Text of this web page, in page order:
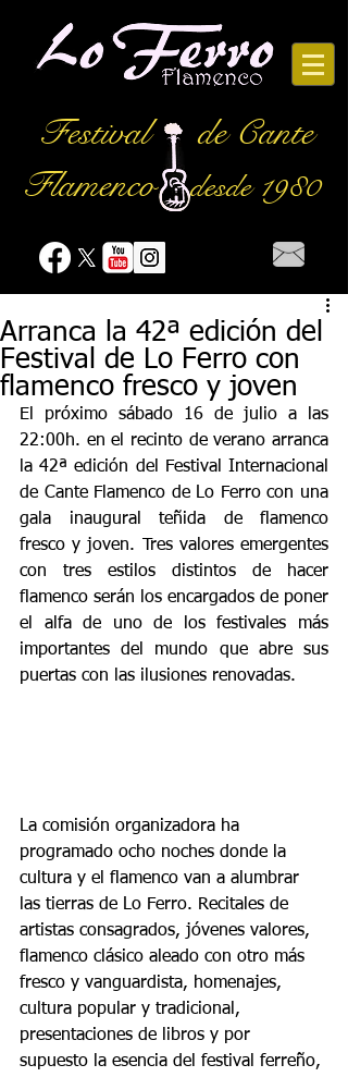
Festival
de Cante
Flamencodesde 1980
Arranca la 42ª edición del
Festival de Lo Ferro con
flamenco fresco y joven
El próximo sábado 16 de julio a las
22:00h. en el recinto de verano arranca
la 42ª edición del Festival Internacional
de Cante Flamenco de Lo Ferro con una
gala inaugural teñida de flamenco
fresco y joven. Tres valores emergentes
con tres estilos distintos de hacer
flamenco serán los encargados de poner
el alfa de uno de los festivales más
importantes del mundo que abre sus
puertas con las ilusiones renovadas.
La comisión organizadora ha
programado ocho noches donde la
cultura y el flamenco van a alumbrar
las tierras de Lo Ferro. Recitales de
artistas consagrados, jóvenes valores,
flamenco clásico aleado con otro más
fresco y vanguardista, homenajes,
cultura popular y tradicional,
presentaciones de libros y por
supuesto la esencia del festival ferreño,